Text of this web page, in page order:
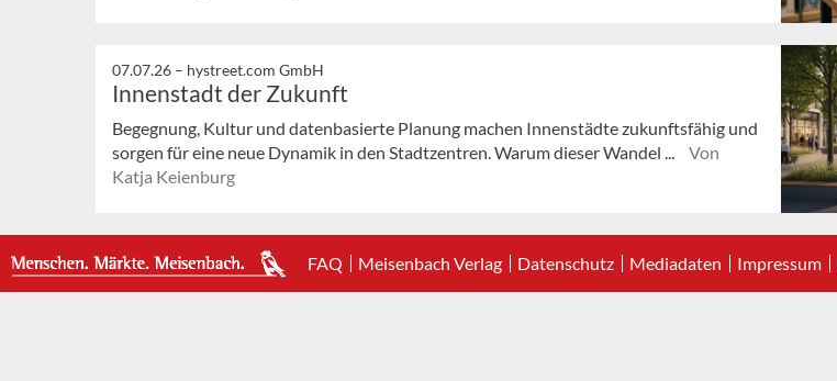
07.07.26 – hystreet.com GmbH
Innenstadt der Zukunft
Begegnung, Kultur und datenbasierte Planung machen Innenstädte zukunftsfähig und
sorgen für eine neue Dynamik in den Stadtzentren. Warum dieser Wandel ...
Von
Katja Keienburg
FAQ Meisenbach Verlag Datenschutz Mediadaten Impressum